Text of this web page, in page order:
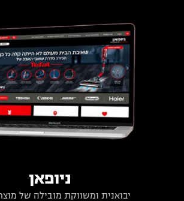
ניופאן
יבואנית ומשווקת מובילה של